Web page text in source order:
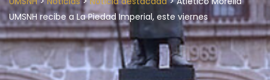
UMSNH recibe a La Piedad Imperial, este viernes